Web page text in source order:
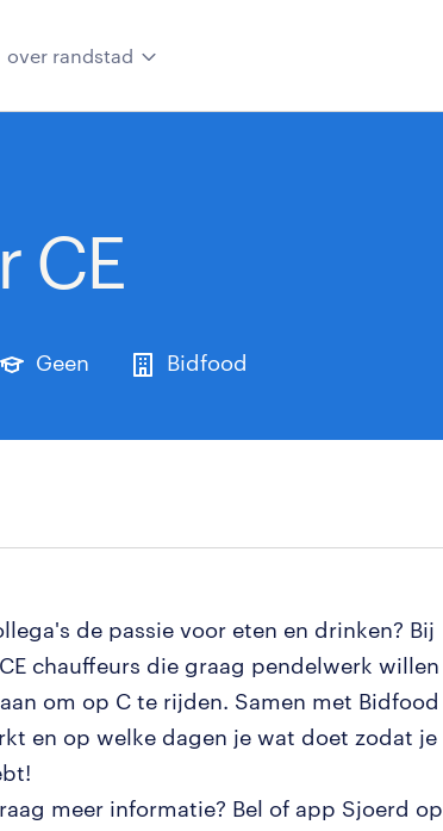
over randstad
CE
Geen Bidfood
de passie voor eten en drinken? Bij
chauffeurs die graag pendelwerk willen
om op C te rijden. Samen met Bidfood
en op welke dagen je wat doet zodat je
meer informatie? Bel of app Sjoerd op